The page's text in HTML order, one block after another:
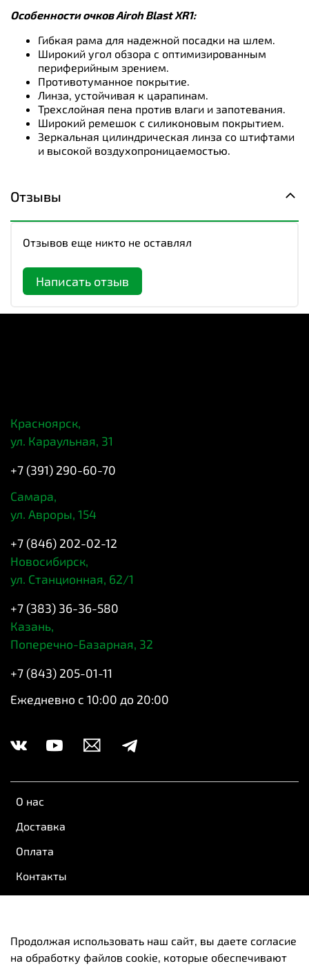
Особенности очков Airoh Blast XR1:
Гибкая рама для надежной посадки на шлем.
Широкий угол обзора с оптимизированным
периферийным зрением.
Противотуманное покрытие.
Линза, устойчивая к царапинам.
Трехслойная пена против влаги и запотевания.
Широкий ремешок с силиконовым покрытием.
Зеркальная цилиндрическая линза со штифтами
и высокой воздухопроницаемостью.
Отзывы
Отзывов еще никто не оставлял
Написать отзыв
О нас
Доставка
Оплата
Контакты
Пользовательское соглашение
Оферта и политика конфиденциальности
Красноярск,
ул. Караульная, 31
+7 (391) 290-60-70
Самара,
ул. Авроры, 154
+7 (846) 202-02-12
Новосибирск,
ул. Станционная, 62/1
+7 (383) 36-36-580
Казань,
Поперечно-Базарная, 32
+7 (843) 205-01-11
Ежедневно с 10:00 до 20:00
Продолжая использовать наш сайт, вы даете согласие
на обработку файлов cookie, которые обеспечивают